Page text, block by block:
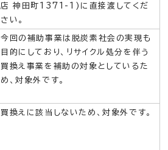
店 神田町1371-1)に直接渡してくだ
さい。
今回の補助事業は脱炭素社会の実現も
目的にしており、リサイクル処分を伴う
買換え事業を補助の対象としているた
め、対象外です。
買換えに該当しないため、対象外です。